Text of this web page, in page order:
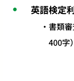
英語検定
書類
400字）